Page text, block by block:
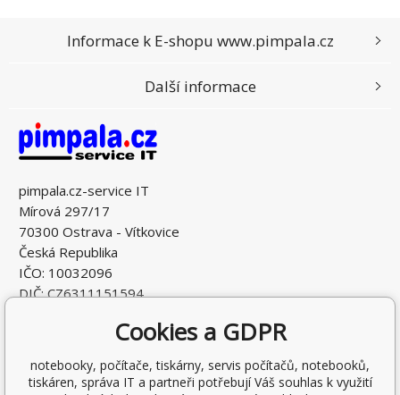
pimpala.cz-service IT
Mírová 297/17
70300 Ostrava - Vítkovice
Česká Republika
IČO: 10032096
DIČ: CZ6311151594
Informace k E-shopu www.pimpala.cz
Další informace
Cookies a GDPR
notebooky, počítače, tiskárny, servis počítačů, notebooků,
tiskáren, správa IT a partneři potřebují Váš souhlas k využití